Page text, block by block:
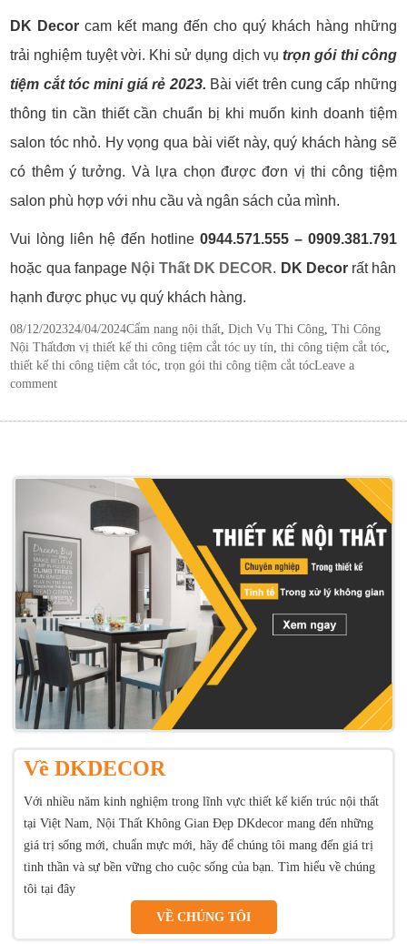
DK Decor cam kết mang đến cho quý khách hàng những
trải nghiệm tuyệt vời. Khi sử dụng dịch vụtrọn gói thi công
tiệm cắt tóc mini giá rẻ 2023. Bài viết trên cung cấp những
thông tin cần thiết cần chuẩn bị khi muốn kinh doanh tiệm
salon tóc nhỏ. Hy vọng qua bài viết này, quý khách hàng sẽ
có thêm ý tưởng. Và lựa chọn được đơn vị thi công tiệm
salon phù hợp với nhu cầu và ngân sách của mình.
Vui lòng liên hệ đến hotline 0944.571.555 – 0909.381.791
hoặc qua fanpage Nội Thất DK DECOR. DK Decorrất hân
hạnh được phục vụ quý khách hàng.
Posted
on
08/12/202324/04/2024Categories
Cẩm nang nội thất ,Dịch Vụ Thi Công ,Thi Công
Nội ThấtTags
đơn vị thiết kế thi công tiệm cắt tóc uy tín ,thi công tiệm cắt tóc
thiết kế thi công tiệm cắt tóc ,trọn gói thi công tiệm cắt tócLeave a
comment
Về DKDECOR
Với nhiều năm kinh nghiệm trong lĩnh vực thiết kế kiến trúc nội thất
tại Việt Nam, Nội Thất Không Gian Đẹp DKdecor mang đến những
giá trị sống mới, chuẩn mực mới, hãy để chúng tôi mang đến giá trị
tinh thần và sự bền vững cho cuộc sống của bạn. Tìm hiểu về chúng
tôi tại đây
VỀ CHÚNG TÔI